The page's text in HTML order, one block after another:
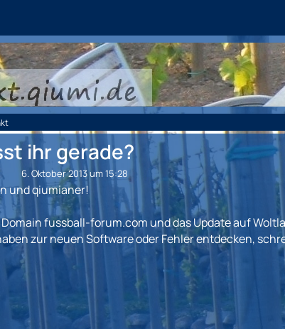
ihr gerade?
6. Oktober 2013 um 15:28
und qiumianer!
fussball-forum.com und das Update auf
zur neuen Software oder Fehler entdecken,